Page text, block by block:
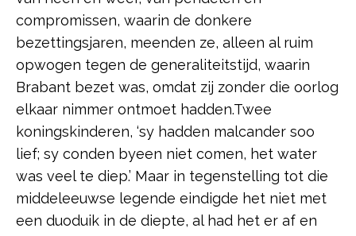
compromissen, waarin de donkere
bezettingsjaren, meenden ze, alleen al ruim
opwogen tegen de generaliteitstijd, waarin
Brabant bezet was, omdat zij zonder die oorlog
elkaar nimmer ontmoet hadden.Twee
koningskinderen, ‘sy hadden malcander soo
lief; sy conden byeen niet comen, het water
was veel te diep.’ Maar in tegenstelling tot die
middeleeuwse legende eindigde het niet met
een duoduik in de diepte, al had het er af en